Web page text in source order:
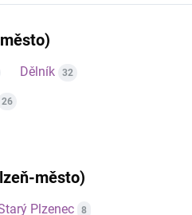
Dělník 32
26
město)
Plzenec 8